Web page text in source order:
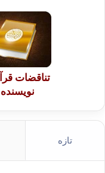
تناقضات
تازه